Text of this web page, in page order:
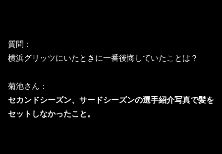
質問：
横浜グリッツにいたときに一番後悔していたことは？
菊池さん：
セカンドシーズン、サードシーズンの選手紹介写真で髪を
セットしなかったこと。